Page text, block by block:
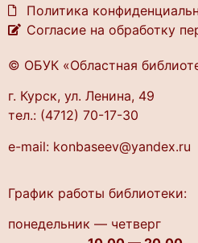
Политика
Согласие на обработку
© ОБУК «Областная
г. Курск, ул. Ленина, 49
тел.: (4712) 70-17-30
e-mail: konbaseev@yandex.ru
График работы библиотеки:
понедельник — четверг